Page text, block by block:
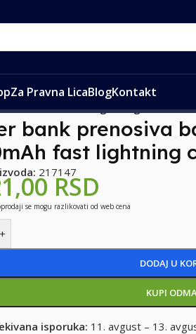
Za Pravna LicaBlogKontakt
5000mAh fast lightning crna
bank prenosiva
fast lightning
217147
RSD
se mogu razlikovati od web cena
+
DODAJ U
KUPI
isporuka: 11. avgust – 13.